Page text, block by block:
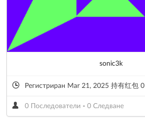
sonic3k
Регистриран Mar 21, 2025 持有红包 0
0 Последователи - 0 Следване